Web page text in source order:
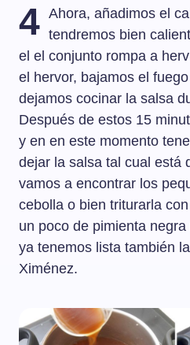
4 Ahora, añadimos el
tendremos bien
el el conjunto rompa a
el hervor, bajamos el
dejamos cocinar la salsa
Después de estos 15
y en en este momento
dejar la salsa tal cual está
vamos a encontrar los
cebolla o bien triturarla
un poco de pimienta
ya tenemos lista también
Ximénez.